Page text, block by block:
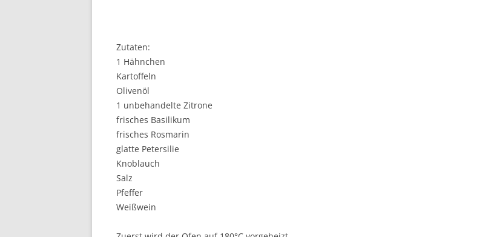
Zutaten:
1 Hähnchen
Kartoffeln
Olivenöl
1 unbehandelte Zitrone
frisches Basilikum
frisches Rosmarin
glatte Petersilie
Knoblauch
Salz
Pfeffer
Weißwein